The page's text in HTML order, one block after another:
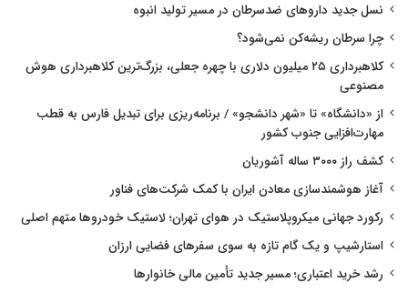
نسل جدید داروهای ضدسرطان در مسیر تولید انبوه
چرا سرطان ریشه‌کن نمی‌شود؟
کلاهبرداری ۲۵ میلیون دلاری با چهره جعلی، بزرگ‌ترین کلاهبرداری هوش
مصنوعی
از «دانشگاه» تا «شهر دانشجو» / برنامه‌ریزی برای تبدیل فارس به قطب
مهارت‌افزایی جنوب کشور
کشف راز ۳۰۰۰ ساله آشوریان
آغاز هوشمندسازی معادن ایران با کمک شرکت‌های فناور
رکورد جهانی میکروپلاستیک در هوای تهران؛ لاستیک خودروها متهم اصلی
استارشیپ و یک گام تازه به سوی سفرهای فضایی ارزان
رشد خرید اعتباری؛ مسیر جدید تأمین مالی خانوارها